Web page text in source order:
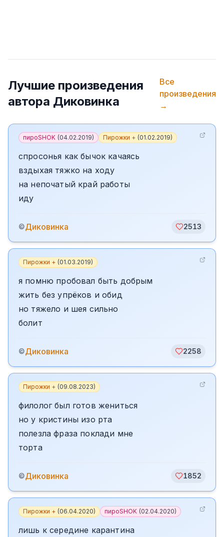
Лучшие произведения
автора Диковинка
Все
произведения
→
пироSHOK (04.02.2019) Пирожки + (01.02.2019)
спросонья как бычок качаясь
вздыхая тяжко на ходу
на непочатый край работы
иду
©Диковинка 2513
Пирожки + (01.03.2019)
я помню пробовал быть добрым
жить без упрёков и обид
но тяжело и шея сильно
болит
©Диковинка 2258
Пирожки + (09.08.2023)
филолог был готов жениться
но у кристины изо рта
полезла фраза поклади мне
торта
©Диковинка 1852
Пирожки + (06.04.2020) пироSHOK (02.04.2020)
лишь к середине карантина